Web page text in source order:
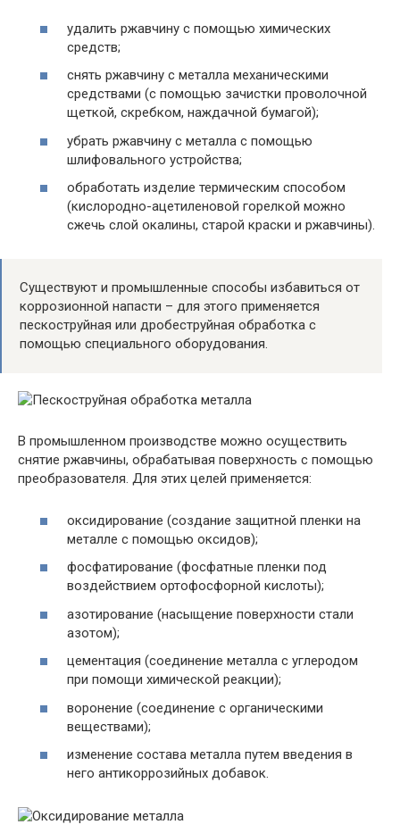
удалить ржавчину с помощью химических
средств;
снять ржавчину с металла механическими
средствами (с помощью зачистки проволочной
щеткой, скребком, наждачной бумагой);
убрать ржавчину с металла с помощью
шлифовального устройства;
обработать изделие термическим способом
(кислородно-ацетиленовой горелкой можно
сжечь слой окалины, старой краски и ржавчины).
Существуют и промышленные способы избавиться от
коррозионной напасти – для этого применяется
пескоструйная или дробеструйная обработка с
помощью специального оборудования.
В промышленном производстве можно осуществить
снятие ржавчины, обрабатывая поверхность с помощью
преобразователя. Для этих целей применяется:
оксидирование (создание защитной пленки на
металле с помощью оксидов);
фосфатирование (фосфатные пленки под
воздействием ортофосфорной кислоты);
азотирование (насыщение поверхности стали
азотом);
цементация (соединение металла с углеродом
при помощи химической реакции);
воронение (соединение с органическими
веществами);
изменение состава металла путем введения в
него антикоррозийных добавок.